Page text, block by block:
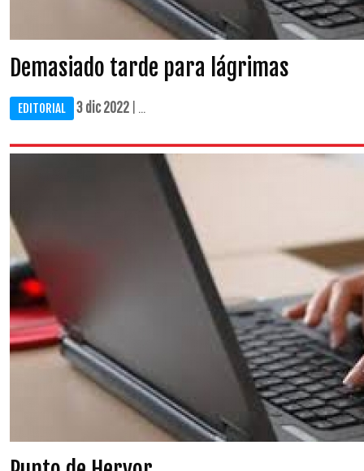
Demasiado tarde para lágrimas
EDITORIAL 3 dic 2022 | ...